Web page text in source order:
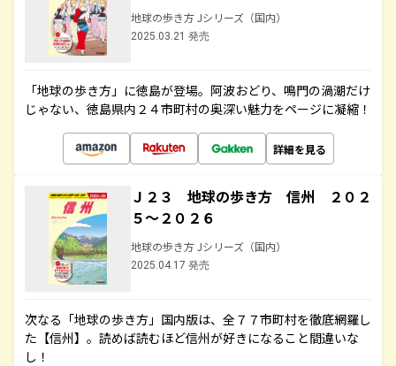
地球の歩き方 Jシリーズ（国内）
2025.03.21 発売
「地球の歩き方」に徳島が登場。阿波おどり、鳴門の渦潮だけ
じゃない、徳島県内２４市町村の奥深い魅力をページに凝縮！
詳細を見る
Ｊ２３ 地球の歩き方 信州 ２０２
５～２０２６
地球の歩き方 Jシリーズ（国内）
2025.04.17 発売
次なる「地球の歩き方」国内版は、全７７市町村を徹底網羅し
た【信州】。読めば読むほど信州が好きになること間違いな
し！